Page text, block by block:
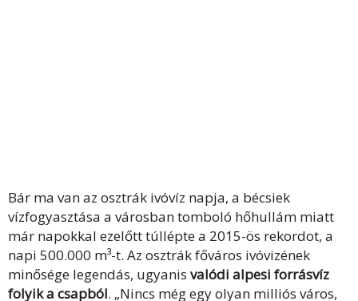
Bár ma van az osztrák ivóvíz napja, a bécsiek
vízfogyasztása a városban tomboló hőhullám miatt
már napokkal ezelőtt túllépte a 2015-ös rekordot, a
napi 500.000 m³-t. Az osztrák főváros ivóvizének
minősége legendás, ugyanis valódi alpesi forrásvíz
folyik a csapból. „Nincs még egy olyan milliós város,